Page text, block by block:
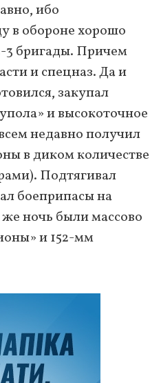
ибо
в обороне хорошо
3 бригады. Причем
и спецназ. Да и
закупал
и высокоточное
недавно получил
в диком количестве
Подтягивал
боеприпасы на
ночь были массово
и 152-мм